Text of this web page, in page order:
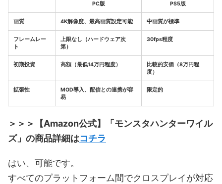
PC版 PS5版
画質 4K解像度、最高画質設定可能 中画質が標準
フレームレー
ト
上限なし（ハードウェア次
第）
30fps程度
初期投資 高額（最低14万円程度）
比較的安価（8万円程
度）
拡張性
MOD導入、配信との連携が容
易
限定的
＞＞＞【Amazon公式】「モンスタハンターワイル
ズ」の商品詳細はコチラ
はい、可能です。
すべてのプラットフォーム間でクロスプレイが対応